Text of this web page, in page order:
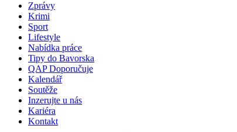
Zprávy
Krimi
Sport
Lifestyle
Nabídka práce
Tipy do Bavorska
QAP Doporučuje
Kalendář
Soutěže
Inzerujte u nás
Kariéra
Kontakt